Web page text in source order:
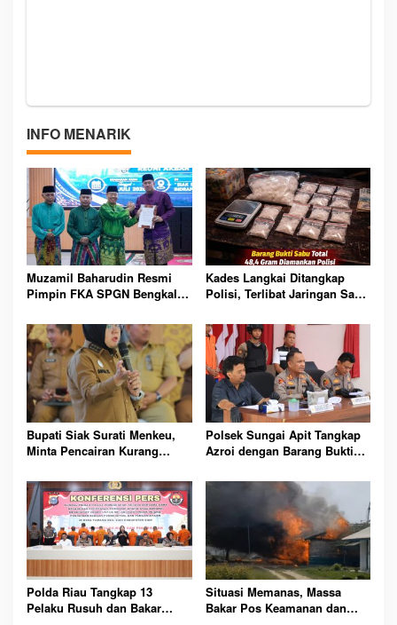
INFO MENARIK
Muzamil Baharudin Resmi
Pimpin FKA SPGN Bengkalis,
Tahunan Se-Riau Kepri
Kades Langkai Ditangkap
Polisi, Terlibat Jaringan Sabu
Bupati Siak Surati Menkeu,
Minta Pencairan Kurang
Polsek Sungai Apit Tangkap
Azroi dengan Barang Bukti
Polda Riau Tangkap 13
Pelaku Rusuh dan Bakar
Situasi Memanas, Massa
Bakar Pos Keamanan dan